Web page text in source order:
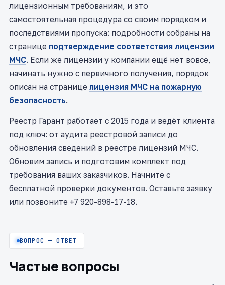
лицензионным требованиям, и это
самостоятельная процедура со своим порядком и
последствиями пропуска: подробности собраны на
странице подтверждение соответствия лицензии
МЧС. Если же лицензии у компании ещё нет вовсе,
начинать нужно с первичного получения, порядок
описан на странице лицензия МЧС на пожарную
безопасность.
Реестр Гарант работает с 2015 года и ведёт клиента
под ключ: от аудита реестровой записи до
обновления сведений в реестре лицензий МЧС.
Обновим запись и подготовим комплект под
требования ваших заказчиков. Начните с
бесплатной проверки документов. Оставьте заявку
или позвоните +7 920-898-17-18.
ВОПРОС — ОТВЕТ
Частые вопросы